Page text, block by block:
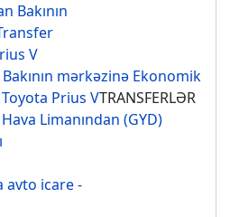
mərkəzinə Ekonomik
Prius VTRANSFERLƏR
Limanından (GYD)